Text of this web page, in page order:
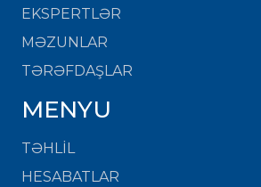
EKSPERTLƏR
MƏZUNLAR
TƏRƏFDAŞLAR
MENYU
TƏHLİL
HESABATLAR